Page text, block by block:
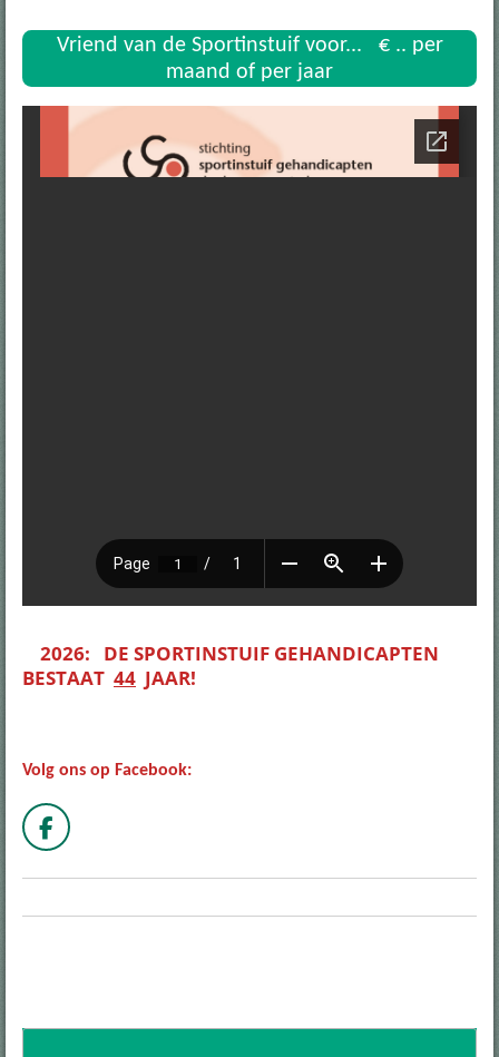
Vriend van de Sportinstuif voor... € .. per
maand of per jaar
2026: DE SPORTINSTUIF GEHANDICAPTEN
BESTAAT 44 JAAR!
Volg ons op Facebook:
F
a
c
b